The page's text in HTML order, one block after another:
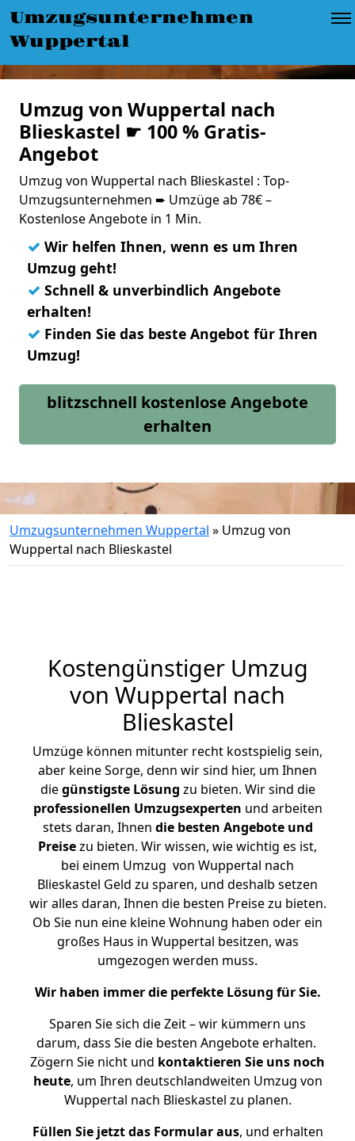
Umzugsunternehmen
Wuppertal
Umzug von Wuppertal nach
Blieskastel ☛ 100 % Gratis-
Angebot
Umzug von Wuppertal nach Blieskastel : Top-
Umzugsunternehmen ➨ Umzüge ab 78€ –
Kostenlose Angebote in 1 Min.
✓ Wir helfen Ihnen, wenn es um Ihren
Umzug geht!
✓ Schnell & unverbindlich Angebote
erhalten!
✓ Finden Sie das beste Angebot für Ihren
Umzug!
blitzschnell kostenlose Angebote
erhalten
Umzugsunternehmen Wuppertal » Umzug von
Wuppertal nach Blieskastel
Kostengünstiger Umzug
von Wuppertal nach
Blieskastel
Umzüge können mitunter recht kostspielig sein,
aber keine Sorge, denn wir sind hier, um Ihnen
diegünstigste Lösung zu bieten. Wir sind die
professionellen Umzugsexperten und arbeiten
stets daran, Ihnen die besten Angebote und
Preisezu bieten. Wir wissen, wie wichtig es ist,
bei einem Umzug von Wuppertal nach
Blieskastel Geld zu sparen, und deshalb setzen
wir alles daran, Ihnen die besten Preise zu bieten.
Ob Sie nun eine kleine Wohnung haben oder ein
großes Haus in Wuppertal besitzen, was
umgezogen werden muss.
Wir haben immer die perfekte Lösung für Sie.
Sparen Sie sich die Zeit – wir kümmern uns
darum, dass Sie die besten Angebote erhalten.
Zögern Sie nicht und kontaktieren Sie uns noch
heute, um Ihren deutschlandweiten Umzug von
Wuppertal nach Blieskastel zu planen.
Füllen Sie jetzt das Formular aus, und erhalten